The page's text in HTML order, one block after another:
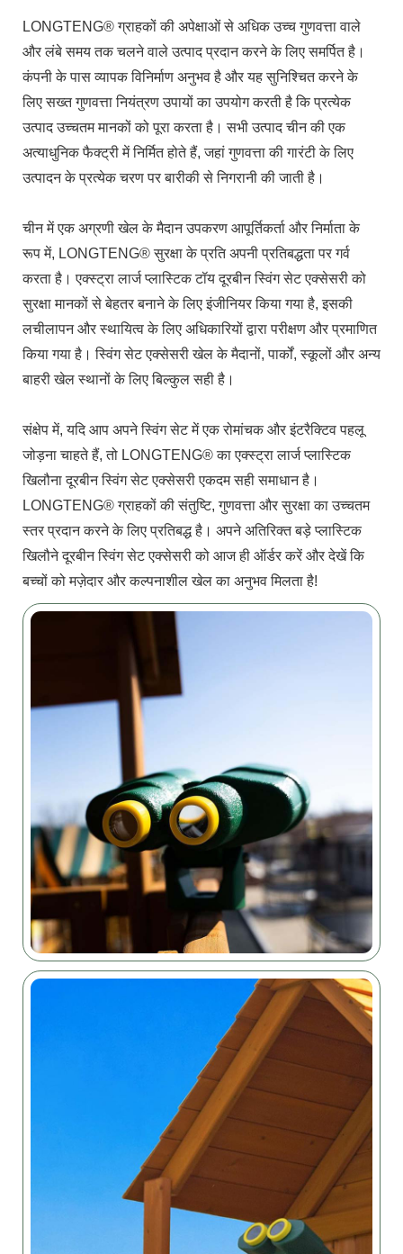
LONGTENG® ग्राहकों की अपेक्षाओं से अधिक उच्च गुणवत्ता वाले
और लंबे समय तक चलने वाले उत्पाद प्रदान करने के लिए समर्पित है।
कंपनी के पास व्यापक विनिर्माण अनुभव है और यह सुनिश्चित करने के
लिए सख्त गुणवत्ता नियंत्रण उपायों का उपयोग करती है कि प्रत्येक
उत्पाद उच्चतम मानकों को पूरा करता है। सभी उत्पाद चीन की एक
अत्याधुनिक फैक्ट्री में निर्मित होते हैं, जहां गुणवत्ता की गारंटी के लिए
उत्पादन के प्रत्येक चरण पर बारीकी से निगरानी की जाती है।
चीन में एक अग्रणी खेल के मैदान उपकरण आपूर्तिकर्ता और निर्माता के
रूप में, LONGTENG® सुरक्षा के प्रति अपनी प्रतिबद्धता पर गर्व
करता है। एक्स्ट्रा लार्ज प्लास्टिक टॉय दूरबीन स्विंग सेट एक्सेसरी को
सुरक्षा मानकों से बेहतर बनाने के लिए इंजीनियर किया गया है, इसकी
लचीलापन और स्थायित्व के लिए अधिकारियों द्वारा परीक्षण और प्रमाणित
किया गया है। स्विंग सेट एक्सेसरी खेल के मैदानों, पार्कों, स्कूलों और अन्य
बाहरी खेल स्थानों के लिए बिल्कुल सही है।
संक्षेप में, यदि आप अपने स्विंग सेट में एक रोमांचक और इंटरैक्टिव पहलू
जोड़ना चाहते हैं, तो LONGTENG® का एक्स्ट्रा लार्ज प्लास्टिक
खिलौना दूरबीन स्विंग सेट एक्सेसरी एकदम सही समाधान है।
LONGTENG® ग्राहकों की संतुष्टि, गुणवत्ता और सुरक्षा का उच्चतम
स्तर प्रदान करने के लिए प्रतिबद्ध है। अपने अतिरिक्त बड़े प्लास्टिक
खिलौने दूरबीन स्विंग सेट एक्सेसरी को आज ही ऑर्डर करें और देखें कि
बच्चों को मज़ेदार और कल्पनाशील खेल का अनुभव मिलता है!